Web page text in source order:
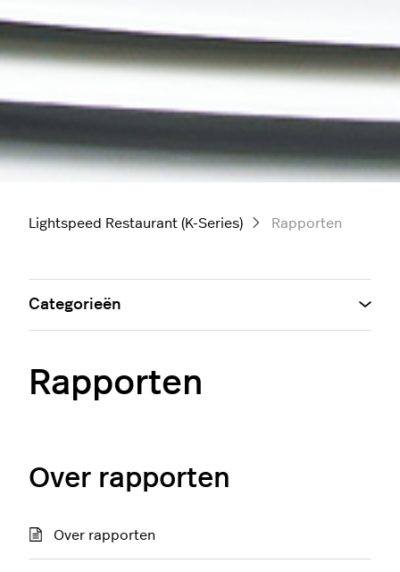
Lightspeed Restaurant (K-Series) Rapporten
Rapporten
Over rapporten
Over rapporten
Categorieën